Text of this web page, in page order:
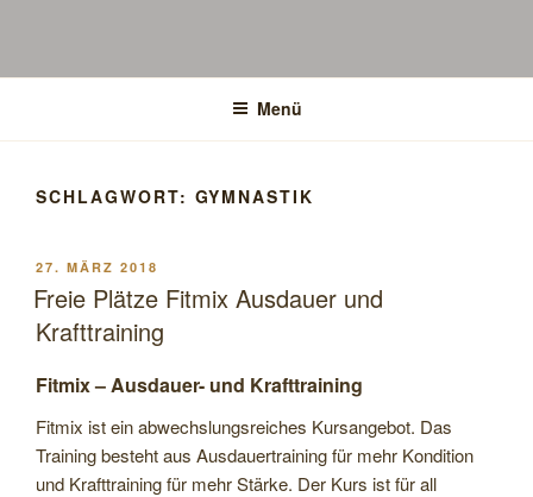
Menü
SCHLAGWORT: GYMNASTIK
VERÖFFENTLICHT
AM
27. MÄRZ 2018
Freie Plätze Fitmix Ausdauer und
Krafttraining
Fitmix – Ausdauer- und Krafttraining
Fitmix ist ein abwechslungsreiches Kursangebot. Das
Training besteht aus Ausdauertraining für mehr Kondition
und Krafttraining für mehr Stärke. Der Kurs ist für all